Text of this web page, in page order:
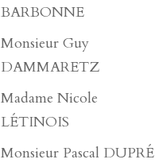
BARBONNE
Monsieur Guy
DAMMARETZ
Madame Nicole
LÉTINOIS
Monsieur Pascal DUPRÉ